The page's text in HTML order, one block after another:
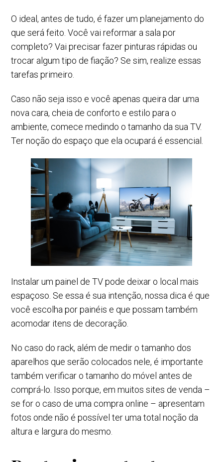
O ideal, antes de tudo, é fazer um planejamento do
que será feito. Você vai reformar a sala por
completo? Vai precisar fazer pinturas rápidas ou
trocar algum tipo de fiação? Se sim, realize essas
tarefas primeiro.
Caso não seja isso e você apenas queira dar uma
nova cara, cheia de conforto e estilo para o
ambiente, comece medindo o tamanho da sua TV.
Ter noção do espaço que ela ocupará é essencial.
Instalar um painel de TV pode deixar o local mais
espaçoso. Se essa é sua intenção, nossa dica é que
você escolha por painéis e que possam também
acomodar itens de decoração.
No caso do rack, além de medir o tamanho dos
aparelhos que serão colocados nele, é importante
também verificar o tamanho do móvel antes de
comprá-lo. Isso porque, em muitos sites de venda –
se for o caso de uma compra online – apresentam
fotos onde não é possível ter uma total noção da
altura e largura do mesmo.